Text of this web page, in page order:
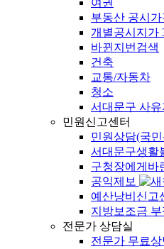
여권
부동산 공시
개별공시지가
바뀐지번검색
건축
교통/자동차
청소
서대문구 사유
민원신고센터
민원상담(국
서대문구생활
구청장에게바
공익제보
예산낭비신고
지방보조금
전문가 상담실
전문가 무료상